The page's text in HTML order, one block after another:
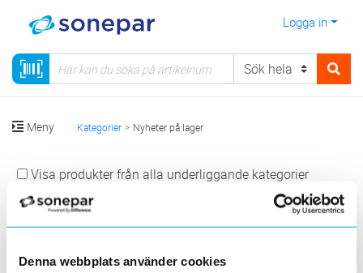
Denna webbplats använder cookies
Logga in
Meny Kategorier Nyheter på lager
Visa produkter från alla underliggande kategorier